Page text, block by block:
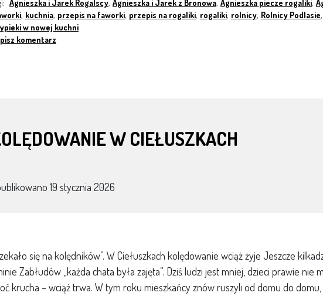
Agnieszka i Jarek Rogalscy, Agnieszka i Jarek z Bronowa, Agnieszka piecze rogaliki,
, kuchnia, przepis na faworki, przepis na rogaliki, rogaliki, rolnicy, Rolnicy Podlasie,
w nowej kuchni
komentarz
W CIEŁUSZKACH
19 stycznia 2026
się na kolędników”. W Ciełuszkach kolędowanie wciąż żyje Jeszcze
Zabłudów „każda chata była zajęta”. Dziś ludzi jest mniej, dzieci prawie nie
krucha – wciąż trwa. W tym roku mieszkańcy znów ruszyli od domu do